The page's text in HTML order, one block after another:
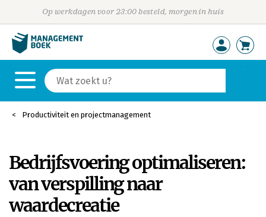
Op werkdagen voor 23:00 besteld, morgen in huis
Productiviteit en projectmanagement
Bedrijfsvoering optimaliseren:
van verspilling naar
waardecreatie